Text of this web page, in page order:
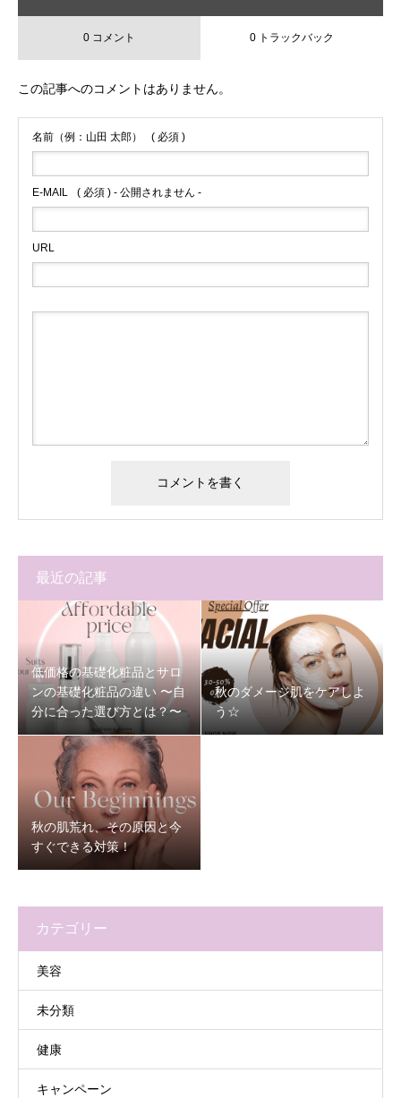
0 コメント 0 トラックバック
この記事へのコメントはありません。
名前（例：山田 太郎） ( 必須 )
E-MAIL ( 必須 ) - 公開されません -
URL
最近の記事
低価格の基礎化粧品とサロ
ンの基礎化粧品の違い 〜自
分に合った選び方とは？〜
秋のダメージ肌をケアしよ
う☆
秋の肌荒れ、その原因と今
すぐできる対策！
カテゴリー
美容
未分類
健康
キャンペーン